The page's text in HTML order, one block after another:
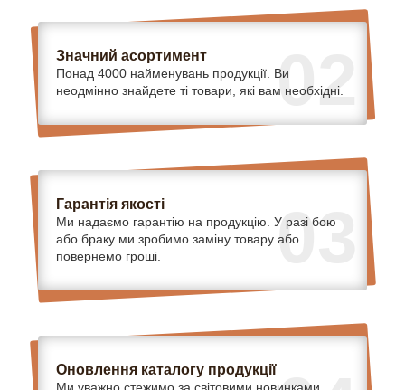
02
Значний асортимент
Понад 4000 найменувань продукції. Ви
неодмінно знайдете ті товари, які вам необхідні.
03
Гарантія якості
Ми надаємо гарантію на продукцію. У разі бою
або браку ми зробимо заміну товару або
повернемо гроші.
Оновлення каталогу продукції